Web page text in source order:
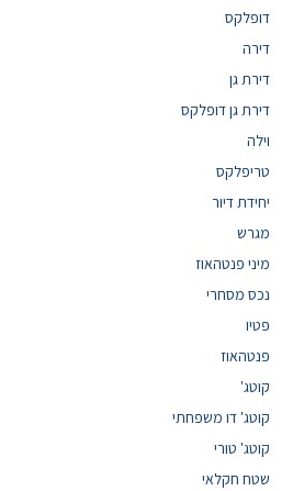
דופלקס
דירה
דירת גן
דירת גן דופלקס
וילה
טריפלקס
יחידת דיור
מגרש
מיני פנטהאוז
נכס מסחרי
פטיו
פנטהאוז
קוטג'
קוטג' דו משפחתי
קוטג' טורי
שטח חקלאי